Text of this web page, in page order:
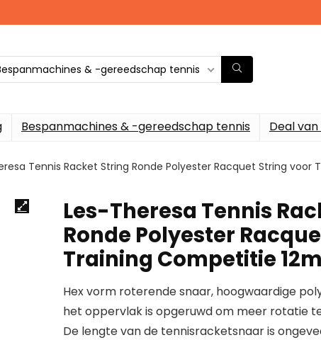
& -gereedschap tennis
Bespanmachines & -gereedschap tennis Deal
Tennis Racket String Ronde Polyester Racquet String
Les-Theresa Tennis
Ronde Polyester
Training Competitie
Hex vorm roterende snaar, hoogwaardige
het oppervlak is opgeruwd om meer rotatie
De lengte van de tennisracketsnaar is